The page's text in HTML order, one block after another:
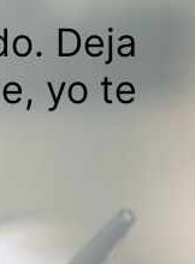
Deja
yo te